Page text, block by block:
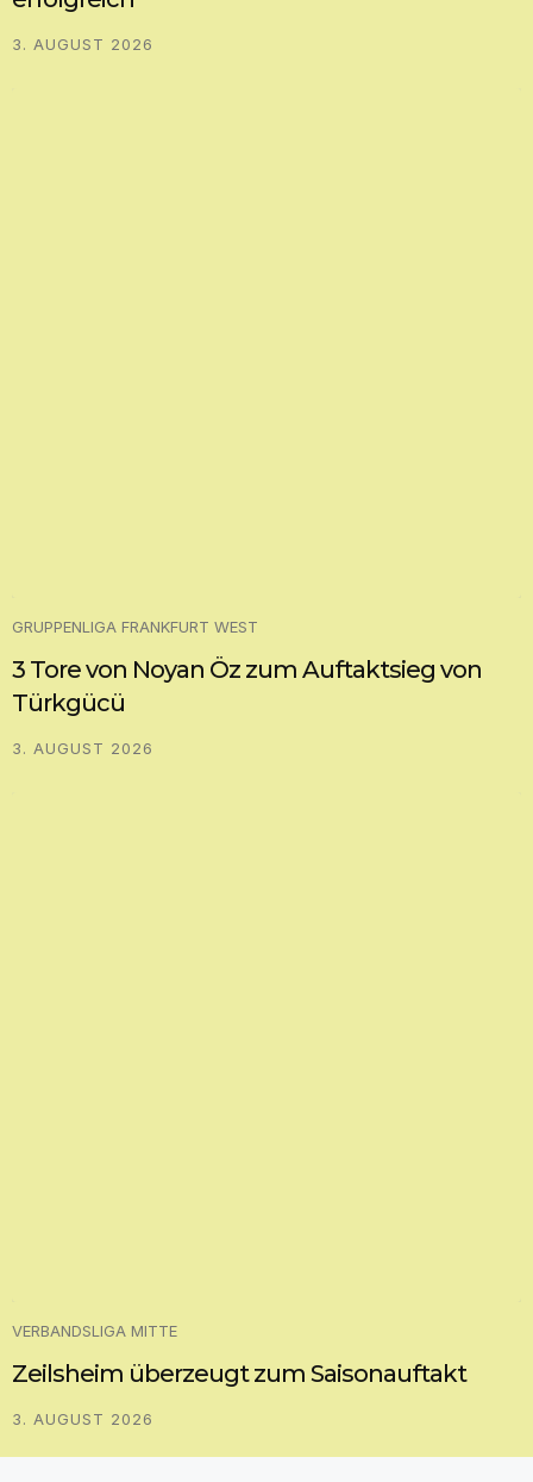
3. AUGUST 2026
GRUPPENLIGA FRANKFURT WEST
3 Tore von Noyan Öz zum Auftaktsieg von
Türkgücü
3. AUGUST 2026
VERBANDSLIGA MITTE
Zeilsheim überzeugt zum Saisonauftakt
3. AUGUST 2026